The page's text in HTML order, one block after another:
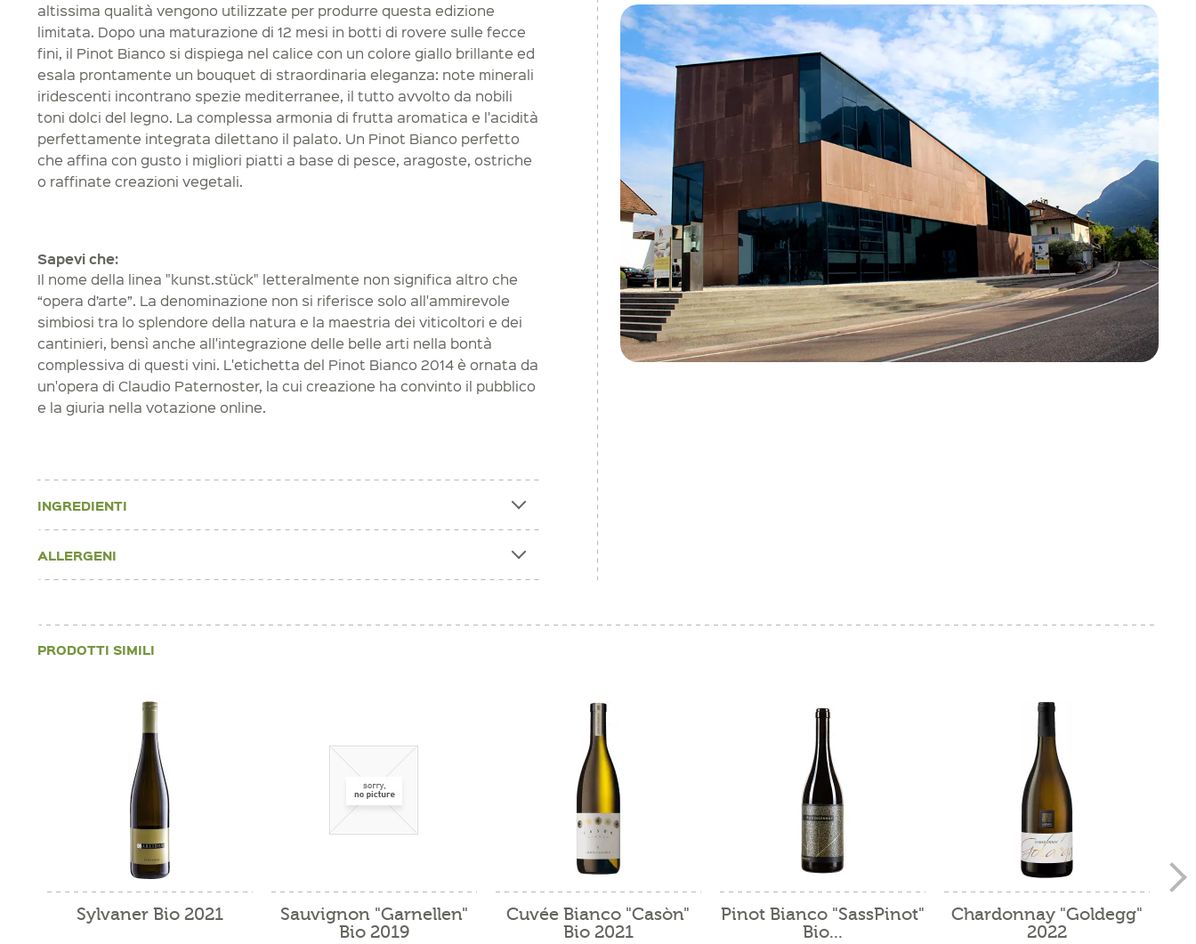
altissima qualità vengono utilizzate per produrre questa edizione
limitata. Dopo una maturazione di 12 mesi in botti di rovere sulle fecce
fini, il Pinot Bianco si dispiega nel calice con un colore giallo brillante ed
esala prontamente un bouquet di straordinaria eleganza: note minerali
iridescenti incontrano spezie mediterranee, il tutto avvolto da nobili
toni dolci del legno. La complessa armonia di frutta aromatica e l'acidità
perfettamente integrata dilettano il palato. Un Pinot Bianco perfetto
che affina con gusto i migliori piatti a base di pesce, aragoste, ostriche
o raffinate creazioni vegetali.
Sapevi che:
Il nome della linea "kunst.stück" letteralmente non significa altro che
“opera d’arte”. La denominazione non si riferisce solo all'ammirevole
simbiosi tra lo splendore della natura e la maestria dei viticoltori e dei
cantinieri, bensì anche all'integrazione delle belle arti nella bontà
complessiva di questi vini. L'etichetta del Pinot Bianco 2014 è ornata da
un'opera di Claudio Paternoster, la cui creazione ha convinto il pubblico
e la giuria nella votazione online.
INGREDIENTI
ALLERGENI
PRODOTTI SIMILI
Sylvaner Bio 2021
Sauvignon "Garnellen"
Bio 2019
Cuvée Bianco "Casòn"
Bio 2021
Pinot Bianco "SassPinot"
Bio...
Chardonnay "Goldegg"
2022